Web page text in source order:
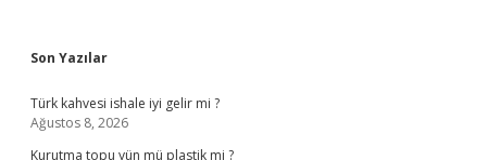
Sidebar
Son Yazılar
Türk kahvesi ishale iyi gelir mi ?
Ağustos 8, 2026
Kurutma topu yün mü plastik mi ?